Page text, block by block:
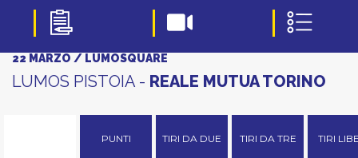
22 MARZO / LUMOSQUARE
LUMOS PISTOIA - REALE MUTUA TORINO
PUNTI TIRI DA DUE TIRI DA TRE TIRI